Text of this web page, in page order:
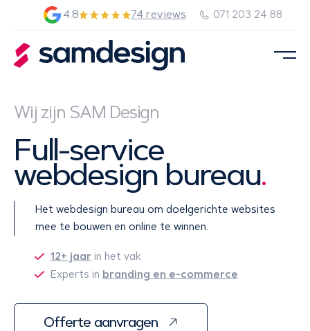
4.8 74 reviews 071 203 24 88
Wij zijn SAM Design
Full-service
webdesign bureau.
Het webdesign bureau om doelgerichte websites
mee te bouwen en online te winnen.
12+ jaarin het vak
Experts in branding en e-commerce
Offerte aanvragen